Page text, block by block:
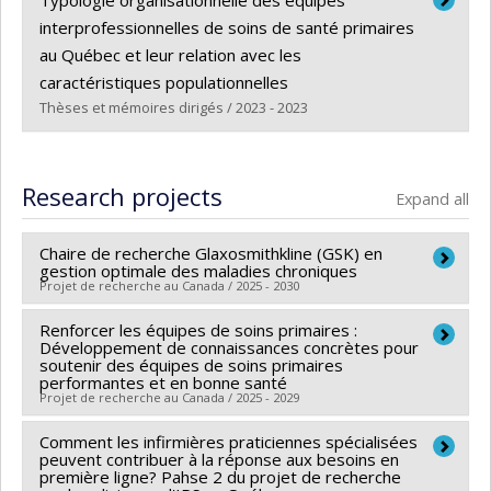
Cycle :Master's
Grade :M. Sc.
Lien vers le document dans Papyrus
interprofessionnelles de soins de santé primaires
au Québec et leur relation avec les
caractéristiques populationnelles
Thèses et mémoires dirigés / 2023 - 2023
Cycle :Master's
Grade :M. Sc.
Lien vers le document dans Papyrus
Research projects Expand all
Chaire de recherche Glaxosmithkline (GSK) en
gestion optimale des maladies chroniques
Projet de recherche au Canada / 2025 - 2030
Lead researcher : Géraldine Layani,Nadia Sourial
Renforcer les équipes de soins primaires :
Développement de connaissances concrètes pour
soutenir des équipes de soins primaires
performantes et en bonne santé
Projet de recherche au Canada / 2025 - 2029
Lead researcher : Nadia Sourial
Funding sources:FRQS/Fonds de recherche du
Comment les infirmières praticiennes spécialisées
peuvent contribuer à la réponse aux besoins en
première ligne? Pahse 2 du projet de recherche